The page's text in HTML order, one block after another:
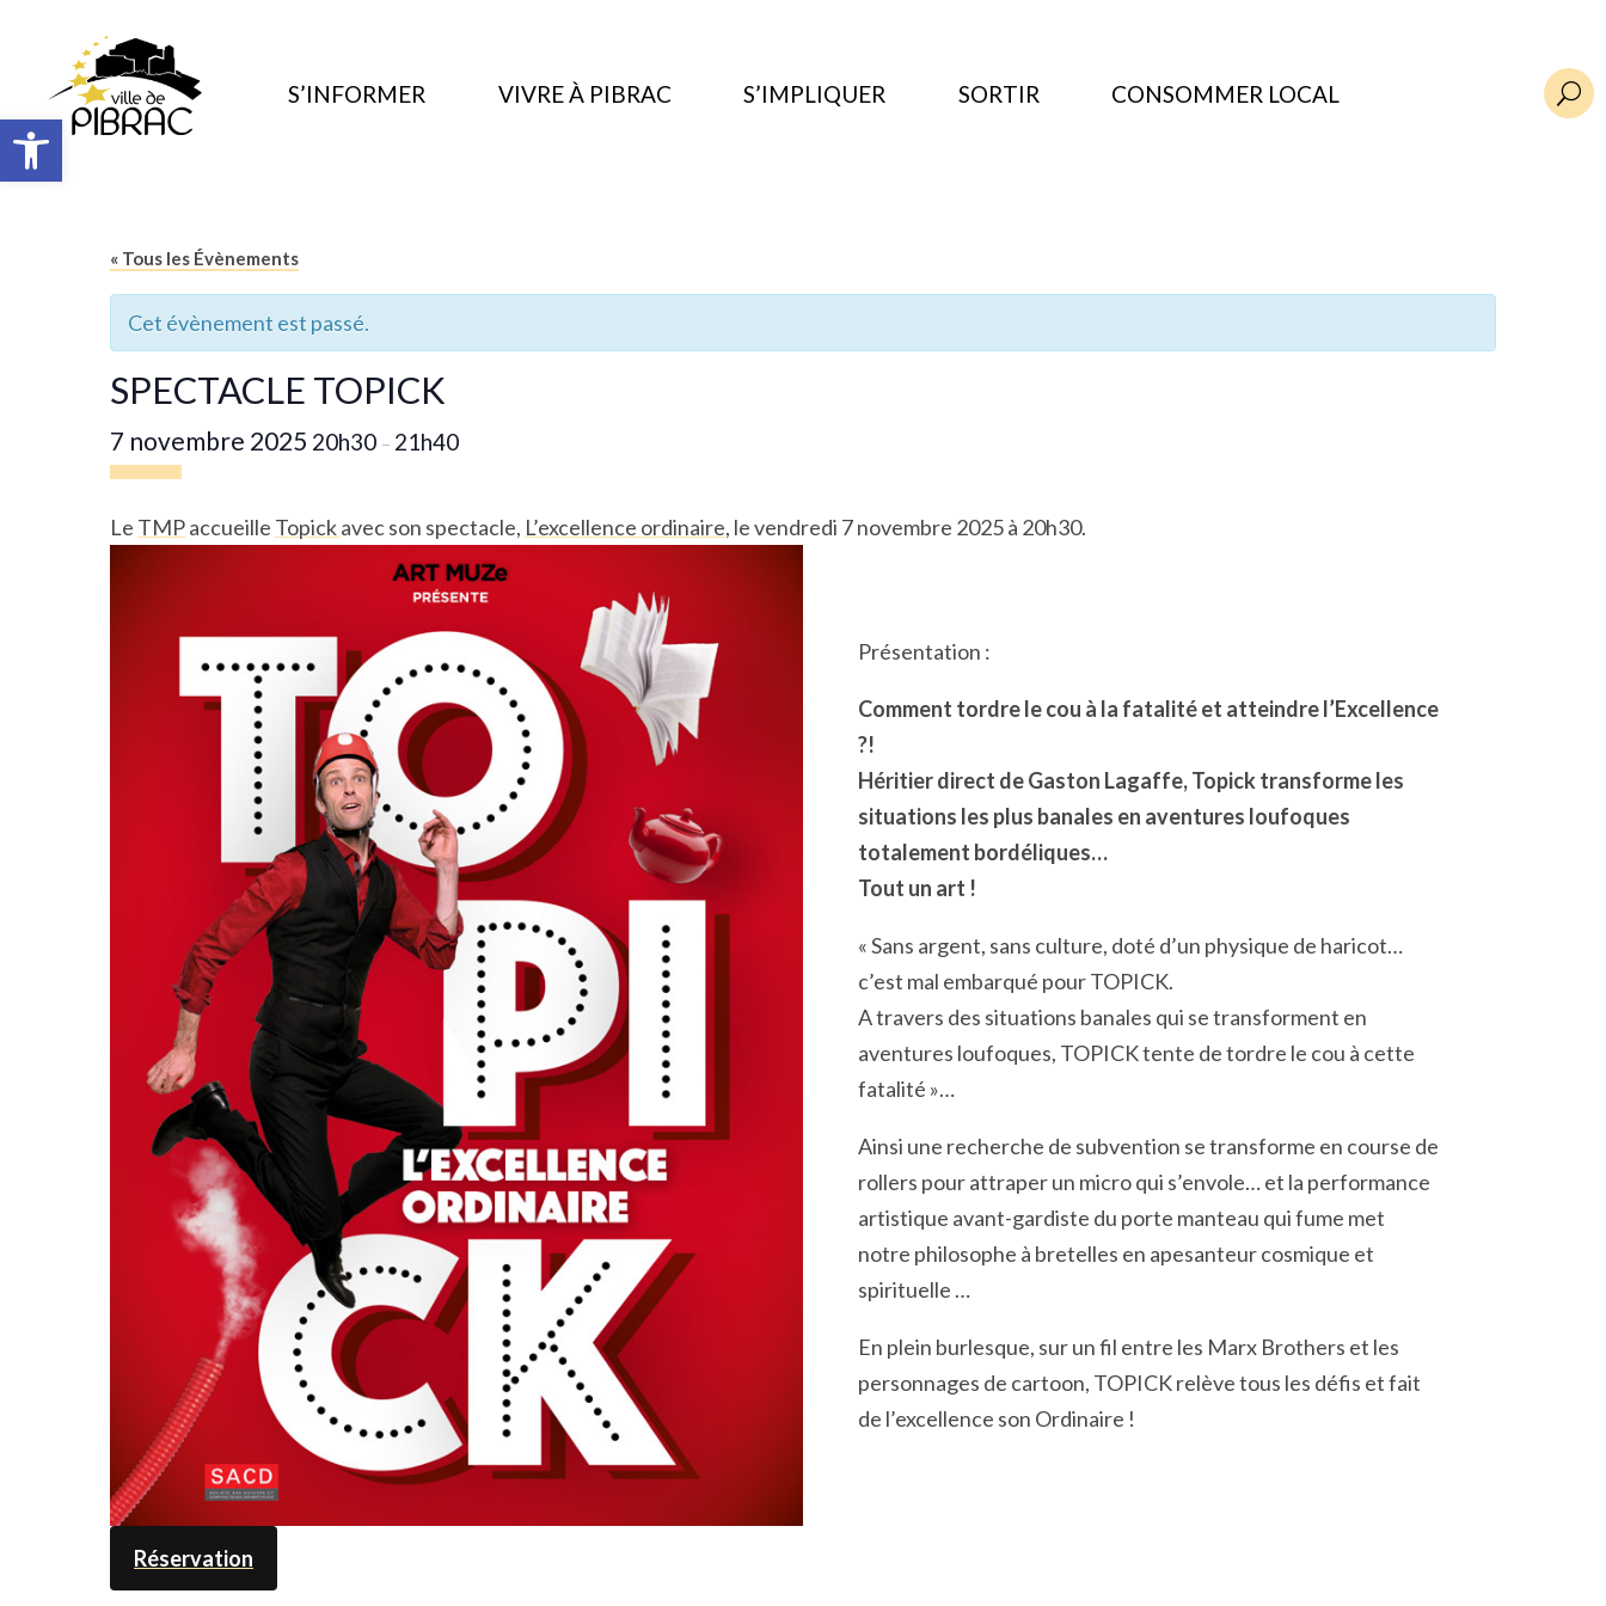
Ouvrir la barre d’outils
S’INFORMER VIVRE À PIBRAC S’IMPLIQUER SORTIR CONSOMMER LOCAL U
« Tous les Évènements
Cet évènement est passé.
SPECTACLE TOPICK
7 novembre 2025 20h30 – 21h40
Le TMPaccueille Topickavec son spectacle, L’excellence ordinaire, le vendredi 7 novembre 2025 à 20h30.
Présentation :
Comment tordre le cou à la fatalité et atteindre l’Excellence
?!
Héritier direct de Gaston Lagaffe, Topick transforme les
situations les plus banales en aventures loufoques
totalement bordéliques…
Tout un art !
« Sans argent, sans culture, doté d’un physique de haricot…
c’est mal embarqué pour TOPICK.
A travers des situations banales qui se transforment en
aventures loufoques, TOPICK tente de tordre le cou à cette
fatalité »…
Ainsi une recherche de subvention se transforme en course de
rollers pour attraper un micro qui s’envole… et la performance
artistique avant-gardiste du porte manteau qui fume met
notre philosophe à bretelles en apesanteur cosmique et
spirituelle …
En plein burlesque, sur un fil entre les Marx Brothers et les
personnages de cartoon, TOPICK relève tous les défis et fait
de l’excellence son Ordinaire !
Réservation